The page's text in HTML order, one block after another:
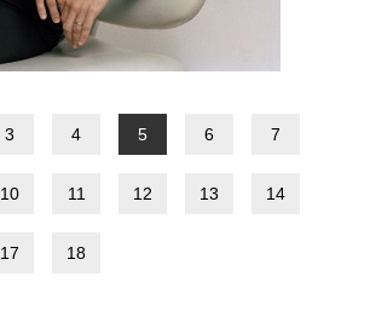
3 4 5 6 7
10 11 12 13 14
17 18